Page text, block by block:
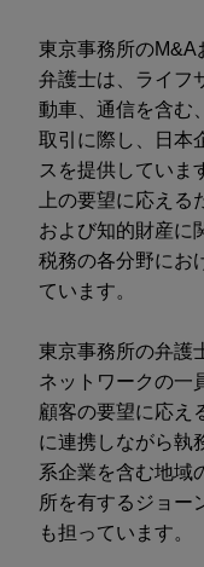
東京事務所のM&A
弁護士は、ライフ
動車、通信を含む
取引に際し、日本
スを提供していま
上の要望に応え
および知的財産に
税務の各分野にお
ています。
東京事務所の弁護
ネットワークの一
顧客の要望に応え
に連携しながら執
系企業を含む地域
所を有するジョー
も担っています。